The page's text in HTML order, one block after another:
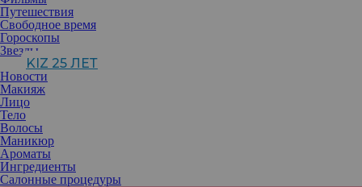
Путешествия
Свободное время
Гороскопы
Звезды
KIZ 25 ЛЕТ
Новости
Макияж
Лицо
Тело
Волосы
Маникюр
Ароматы
Ингредиенты
Салонные процедуры
запуска столицу посетил ведущий визажист марки и стилист
бутика-салона Burlingtons – James McKnight, который рассказал о
своих звездных и высокотехнологичных продуктах и попутно
виртуозно выполнил ими макияж модели. Кстати, косметика
NEW CID Cosmetics уже в продаже – ищите в салоне Buro
Beauty и фирменном онлайн-магазине бренда.
Компания «Аутентика» провела очередную вечеринку Noize
креативные команды (лучшие парикмахеры мира – Ричард
Эшфорт (Saco), Питер Грей, команда Японии, Эрос (Тайвань)), 4
арт-перформанса, 14 международных гостей, 1500 кв.м
вдохновения – все это о самом мистическом событии года! Мы
под впечатлением!